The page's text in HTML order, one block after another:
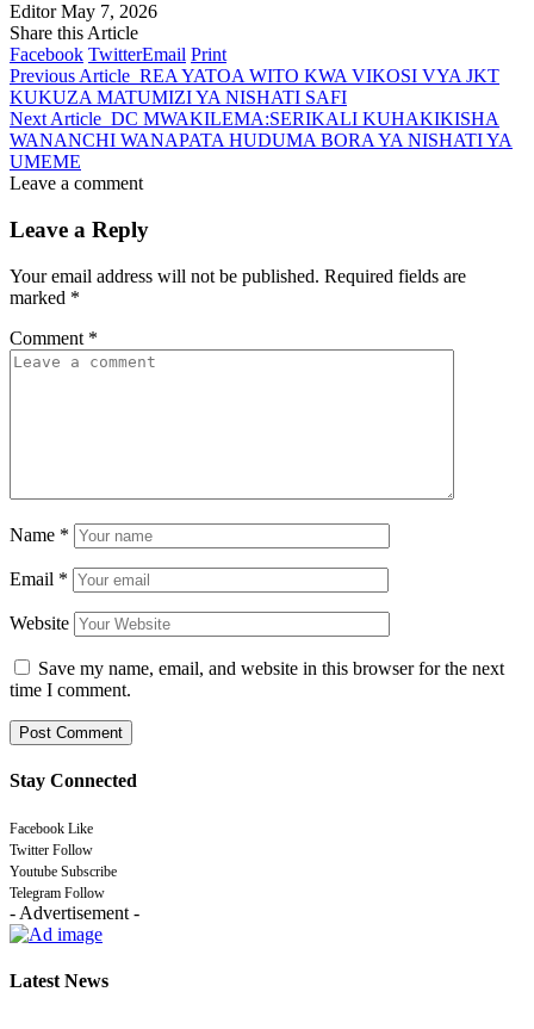
Editor May 7, 2026
Share this Article
Facebook TwitterEmail Print
Previous Article REA YATOA WITO KWA VIKOSI VYA JKT
KUKUZA MATUMIZI YA NISHATI SAFI
Next Article DC MWAKILEMA:SERIKALI KUHAKIKISHA
WANANCHI WANAPATA HUDUMA BORA YA NISHATI YA
UMEME
Leave a comment
Leave a Reply
Your email address will not be published. Required fields are
marked *
Comment *
Name *
Email *
Website
Save my name, email, and website in this browser for the next
time I comment.
Stay Connected
Facebook Like
Twitter Follow
Youtube Subscribe
Telegram Follow
- Advertisement -
Latest News